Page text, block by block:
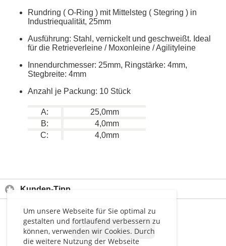
Um unsere Webseite für Sie optimal zu
gestalten und fortlaufend verbessern zu
können, verwenden wir Cookies. Durch
die weitere Nutzung der Webseite
Rundring ( O-Ring ) mit Mittelsteg ( Stegring ) in
Industriequalität, 25mm
Ausführung: Stahl, vernickelt und geschweißt. Ideal
für die Retrieverleine / Moxonleine / Agilityleine
Innendurchmesser: 25mm, Ringstärke: 4mm,
Stegbreite: 4mm
Anzahl je Packung: 10 Stück
A:
25,0mm
B:
4,0mm
C:
4,0mm
Kunden-Tipp
<< < >